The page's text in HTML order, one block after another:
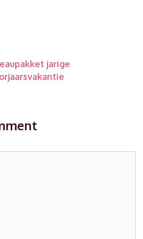
jarige